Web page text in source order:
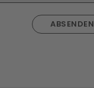
ABSENDEN